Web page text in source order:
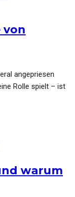
von
angepriesen
Rolle spielt – ist
warum